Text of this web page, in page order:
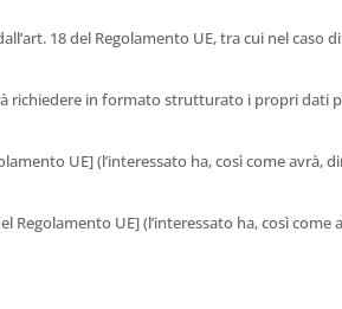
18 del Regolamento UE, tra cui nel caso
richiedere in formato strutturato i propri dati
UE] (l’interessato ha, così come
UE] (l’interessato ha, così